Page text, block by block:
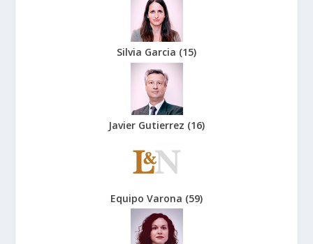
Silvia Garcia (15)
Javier Gutierrez (16)
Equipo Varona (59)